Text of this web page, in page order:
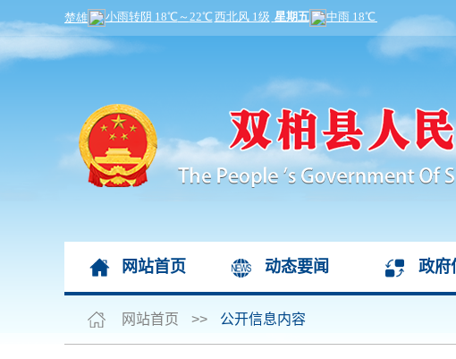
网站首页 动态要闻 政府
网站首页 >> 公开信息内容